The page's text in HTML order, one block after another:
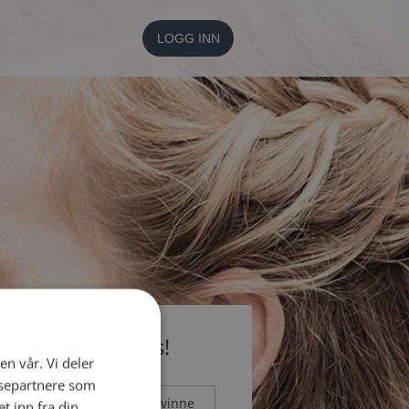
LOGG INN
Bli medlem gratis!
Mann Kvinne
vår. Vi deler
som